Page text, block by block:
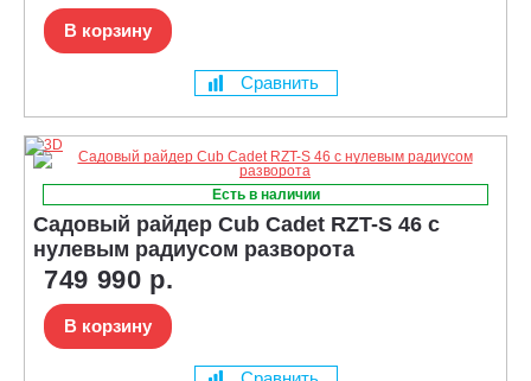
В корзину
Сравнить
Есть в наличии
Садовый райдер Cub Cadet RZT-S 46 с
нулевым радиусом разворота
749 990 р.
В корзину